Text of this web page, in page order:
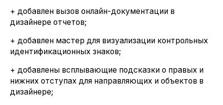
+ добавлен вызов онлайн-документации в
дизайнере отчетов;
+ добавлен мастер для визуализации контрольных
идентификационных знаков;
+ добавлены всплывающие подсказки о правых и
нижних отступах для направляющих и объектов в
дизайнере;